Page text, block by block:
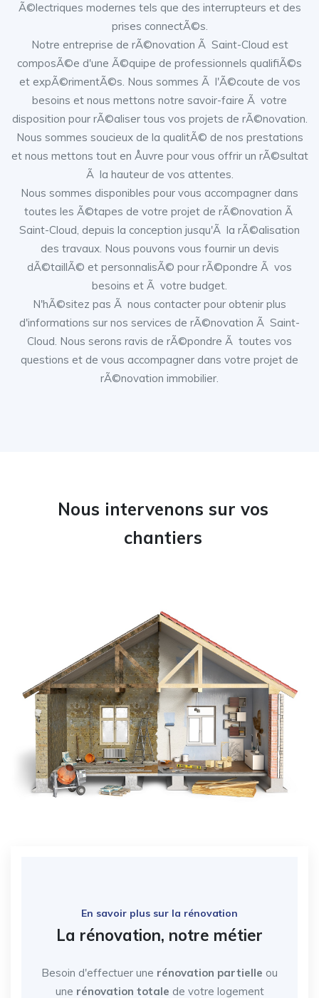
Ã©lectriques modernes tels que des interrupteurs et des
prises connectÃ©s.
Notre entreprise de rÃ©novation Ã Saint-Cloud est
composÃ©e d'une Ã©quipe de professionnels qualifiÃ©s
et expÃ©rimentÃ©s. Nous sommes Ã l'Ã©coute de vos
besoins et nous mettons notre savoir-faire Ã votre
disposition pour rÃ©aliser tous vos projets de rÃ©novation.
Nous sommes soucieux de la qualitÃ© de nos prestations
et nous mettons tout en Åuvre pour vous offrir un rÃ©sultat
Ã la hauteur de vos attentes.
Nous sommes disponibles pour vous accompagner dans
toutes les Ã©tapes de votre projet de rÃ©novation Ã
Saint-Cloud, depuis la conception jusqu'Ã la rÃ©alisation
des travaux. Nous pouvons vous fournir un devis
dÃ©taillÃ© et personnalisÃ© pour rÃ©pondre Ã vos
besoins et Ã votre budget.
N'hÃ©sitez pas Ã nous contacter pour obtenir plus
d'informations sur nos services de rÃ©novation Ã Saint-
Cloud. Nous serons ravis de rÃ©pondre Ã toutes vos
questions et de vous accompagner dans votre projet de
rÃ©novation immobilier.
Nous intervenons sur vos
chantiers
En savoir plus sur la rénovation
La rénovation, notre métier
Besoin d'effectuer une rénovation partielle ou
une rénovation totale de votre logement